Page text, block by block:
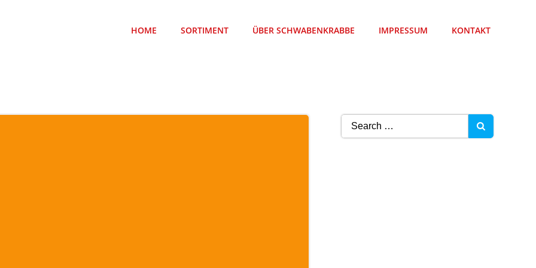
HOME SORTIMENT ÜBER SCHWABENKRABBE IMPRESSUM KONTAKT
Search
for: